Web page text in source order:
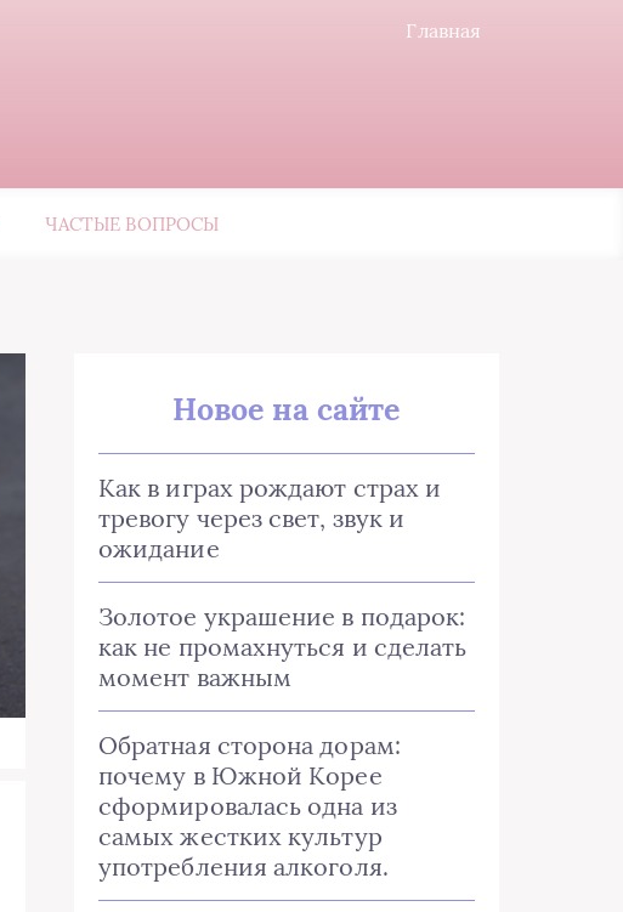
Главная
ЧАСТЫЕ ВОПРОСЫ
Новое на сайте
Как в играх рождают страх и
тревогу через свет, звук и
ожидание
Золотое украшение в подарок:
как не промахнуться и сделать
момент важным
Обратная сторона дорам:
почему в Южной Корее
сформировалась одна из
самых жестких культур
употребления алкоголя.